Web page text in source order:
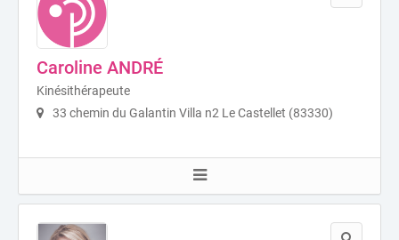
Caroline ANDRÉ
Kinésithérapeute
33 chemin du Galantin Villa n2 Le Castellet (83330)